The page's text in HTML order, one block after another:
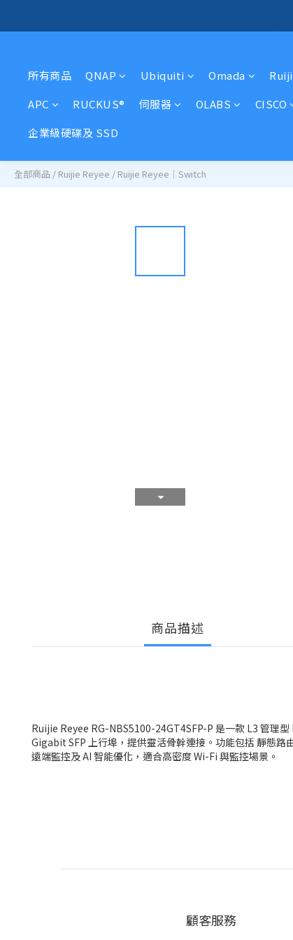
所有商品 QNAP Ubiquiti Omada
APC
RUCKUS® 伺服器 OLABS CISCO
企業級硬碟及 SSD
全部商品 / Ruijie Reyee / Ruijie Reyee｜Switch
商品描述
Ruijie Reyee RG-NBS5100-24GT4SFP-P 是一款 L3 管理
Gigabit SFP 上行埠，提供靈活骨幹連接。功能包括 靜態路
遠端監控及 AI 智能優化，適合高密度 Wi-Fi 與監控場景。
顧客服務